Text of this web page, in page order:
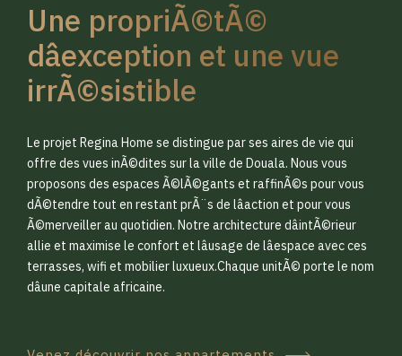
Une propriÃ©tÃ©
dâexception et une vue
irrÃ©sistible
Le projet Regina Home se distingue par ses aires de vie qui
offre des vues inÃ©dites sur la ville de Douala. Nous vous
proposons des espaces Ã©lÃ©gants et raffinÃ©s pour vous
dÃ©tendre tout en restant prÃ¨s de lâaction et pour vous
Ã©merveiller au quotidien. Notre architecture dâintÃ©rieur
allie et maximise le confort et lâusage de lâespace avec ces
terrasses, wifi et mobilier luxueux.Chaque unitÃ© porte le nom
dâune capitale africaine.
0
1
2
3
0
1
2
3